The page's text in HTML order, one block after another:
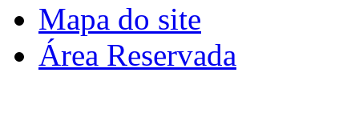
Mapa do site
Área Reservada